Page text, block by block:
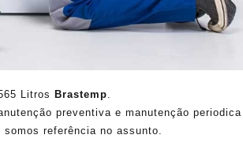
Litros Brastemp.
preventiva e manutenção periodica
referência no assunto.